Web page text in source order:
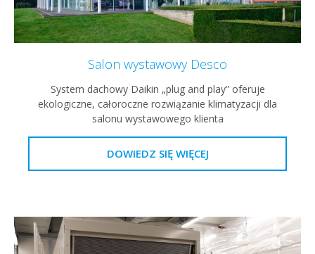
Salon wystawowy Desco
System dachowy Daikin „plug and play” oferuje
ekologiczne, całoroczne rozwiązanie klimatyzacji dla
salonu wystawowego klienta
DOWIEDZ SIĘ WIĘCEJ